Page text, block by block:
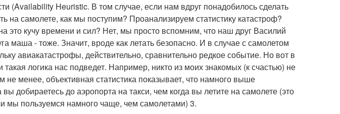
(Availability Heuristic. В том случае, если нам вдруг понадобилось сделать
на самолете, как мы поступим? Проанализируем статистику катастроф?
это кучу времени и сил? Нет, мы просто вспомним, что наш друг Василий
маша - тоже. Значит, вроде как летать безопасно. И в случае с самолетом
авиакатастрофы, действительно, сравнительно редкое событие. Но вот в
логика нас подведет. Например, никто из моих знакомых (к счастью) не
не менее, объективная статистика показывает, что намного выше
добираетесь до аэропорта на такси, чем когда вы летите на самолете (это
мы пользуемся намного чаще, чем самолетами) 3.